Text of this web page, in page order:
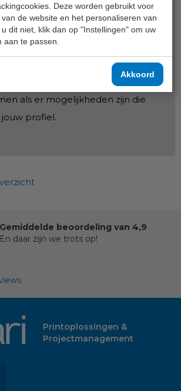
Deze worden gebruikt voor
de website en het personaliseren van
dit niet, klik dan op "Instellingen" om uw
te passen.
Akkoord
beschikbaar komen die passen
en interesses, moedigen
solliciteren en je cv en
in te dienen. We zullen elke
overwegen en contact
als er mogelijkheden zijn die
profiel.
Gemiddelde beoordeling van 4,9
En daar zijn we trots op!
Printoplossingen &
Projectmanagement